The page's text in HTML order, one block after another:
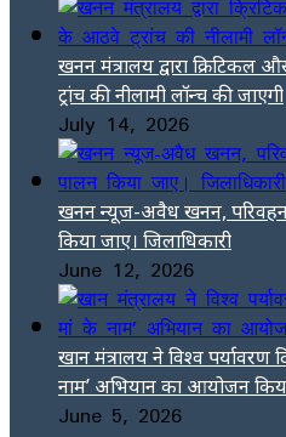
खनन मंत्रालय द्वारा
ट्रांच की नीलामी लॉन्च की जाएगी
July 14, 2026
खनन न्यूज-अवैध खनन,
किया जाए। जिलाधिकारी
June 12, 2026
खान मंत्रालय ने विश्व
नाम’ अभियान का आयोजन
June 5, 2026